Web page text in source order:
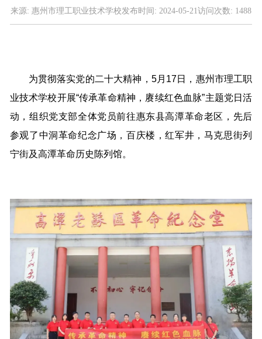
来源: 惠州市理工职业技术学校发布时间: 2024-05-21访问次数: 1488
为贯彻落实党的二十大精神，5月17日，惠州市理工职
业技术学校开展“传承革命精神，赓续红色血脉”主题党日活
动，组织党支部全体党员前往惠东县高潭革命老区，先后
参观了中洞革命纪念广场，百庆楼，红军井，马克思街列
宁街及高潭革命历史陈列馆。